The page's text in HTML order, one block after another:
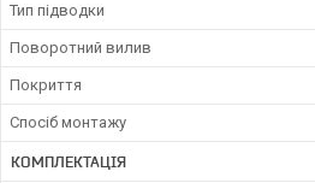
Тип підводки
Поворотний вилив
Покриття
Спосіб монтажу
КОМПЛЕКТАЦІЯ